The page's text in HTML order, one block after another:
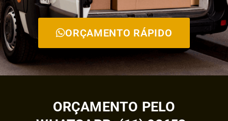
ORÇAMENTO RÁPIDO
ORÇAMENTO PELO